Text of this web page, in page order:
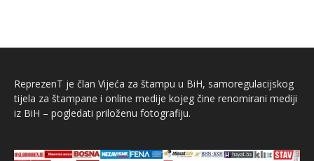
ReprezenT je član Vijeća za štampu u BiH, samoregulacijskog
tijela za štampane i online medije kojeg čine renomirani mediji
iz BiH – pogledati priloženu fotografiju.